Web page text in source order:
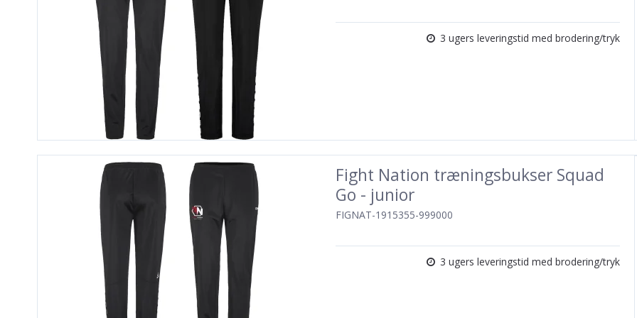
3 ugers leveringstid med brodering/tryk
Fight Nation træningsbukser Squad
Go - junior
FIGNAT-1915355-999000
3 ugers leveringstid med brodering/tryk